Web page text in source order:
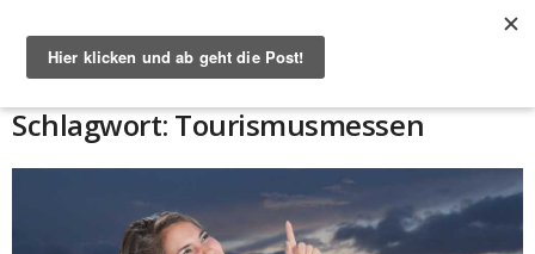
Schlagwort: Tourismusmessen